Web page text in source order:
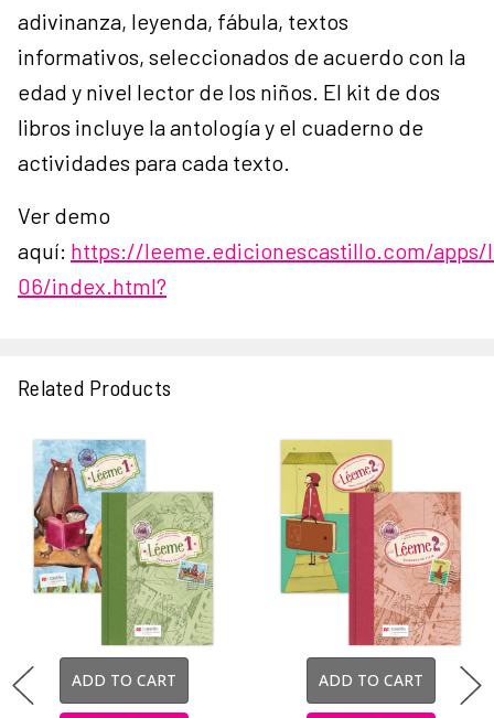
adivinanza, leyenda, fábula, textos
informativos, seleccionados de acuerdo con la
edad y nivel lector de los niños. El kit de dos
libros incluye la antología y el cuaderno de
actividades para cada texto.
Ver demo
aquí: https://leeme.edicionescastillo.com/apps/
06/index.html?
Related Products
ADD TO CART ADD TO CART